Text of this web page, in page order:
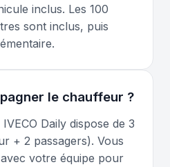
inclus. Les 100
sont inclus, puis
le chauffeur ?
Daily dispose de 3
+ 2 passagers). Vous
votre équipe pour